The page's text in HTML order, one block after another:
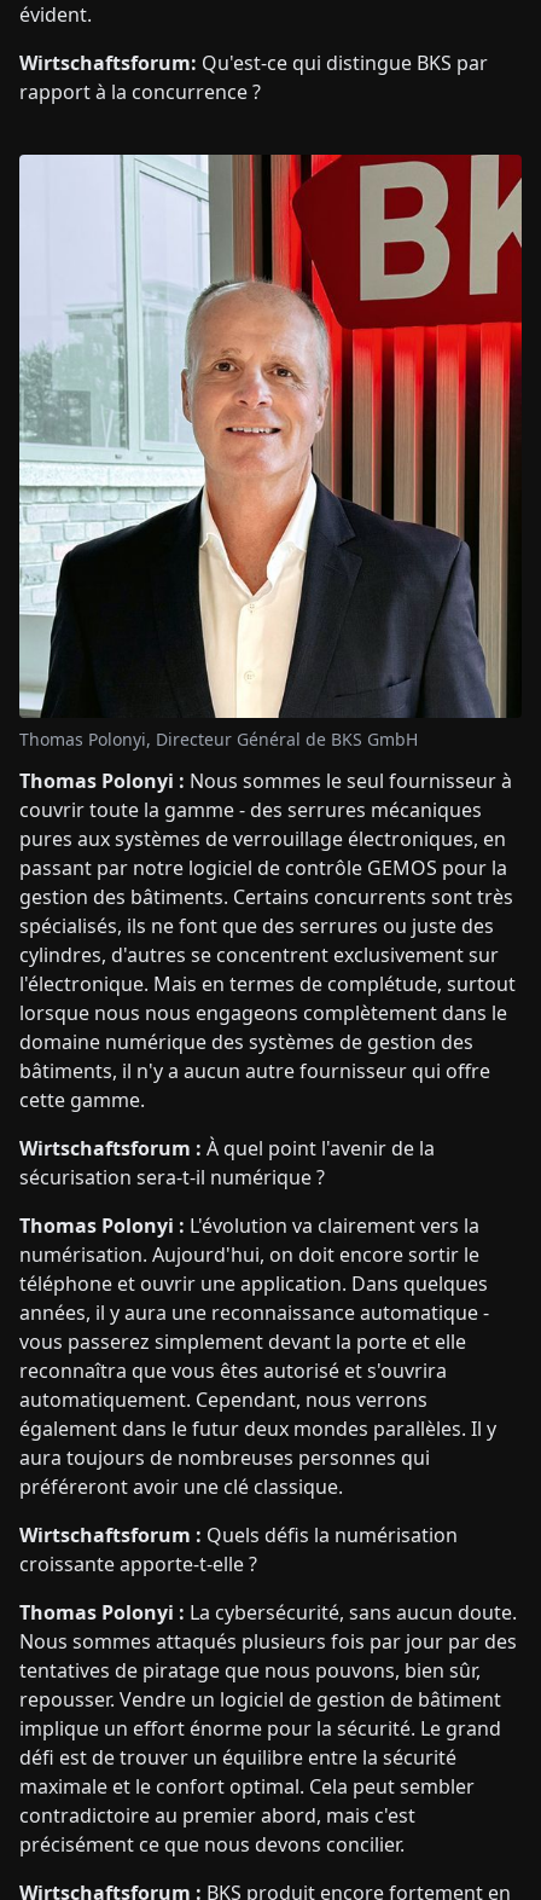
évident.
Wirtschaftsforum: Qu'est-ce qui distingue BKS par
rapport à la concurrence ?
Thomas Polonyi, Directeur Général de BKS GmbH
Thomas Polonyi : Nous sommes le seul fournisseur à
couvrir toute la gamme - des serrures mécaniques
pures aux systèmes de verrouillage électroniques, en
passant par notre logiciel de contrôle GEMOS pour la
gestion des bâtiments. Certains concurrents sont très
spécialisés, ils ne font que des serrures ou juste des
cylindres, d'autres se concentrent exclusivement sur
l'électronique. Mais en termes de complétude, surtout
lorsque nous nous engageons complètement dans le
domaine numérique des systèmes de gestion des
bâtiments, il n'y a aucun autre fournisseur qui offre
cette gamme.
Wirtschaftsforum : À quel point l'avenir de la
sécurisation sera-t-il numérique ?
Thomas Polonyi : L'évolution va clairement vers la
numérisation. Aujourd'hui, on doit encore sortir le
téléphone et ouvrir une application. Dans quelques
années, il y aura une reconnaissance automatique -
vous passerez simplement devant la porte et elle
reconnaîtra que vous êtes autorisé et s'ouvrira
automatiquement. Cependant, nous verrons
également dans le futur deux mondes parallèles. Il y
aura toujours de nombreuses personnes qui
préféreront avoir une clé classique.
Wirtschaftsforum : Quels défis la numérisation
croissante apporte-t-elle ?
Thomas Polonyi : La cybersécurité, sans aucun doute.
Nous sommes attaqués plusieurs fois par jour par des
tentatives de piratage que nous pouvons, bien sûr,
repousser. Vendre un logiciel de gestion de bâtiment
implique un effort énorme pour la sécurité. Le grand
défi est de trouver un équilibre entre la sécurité
maximale et le confort optimal. Cela peut sembler
contradictoire au premier abord, mais c'est
précisément ce que nous devons concilier.
Wirtschaftsforum : BKS produit encore fortement en